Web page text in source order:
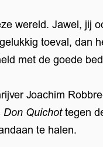
wereld. Jawel, jij
toeval, dan
met de goede
Joachim
Don Quichottegen
te halen.